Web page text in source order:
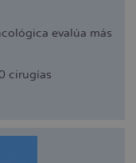
evalúa más
cirugías